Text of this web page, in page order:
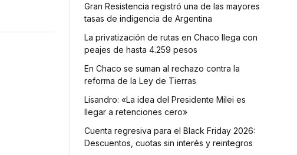
Gran Resistencia registró una de las mayores
tasas de indigencia de Argentina
La privatización de rutas en Chaco llega con
peajes de hasta 4.259 pesos
En Chaco se suman al rechazo contra la
reforma de la Ley de Tierras
Lisandro: «La idea del Presidente Milei es
llegar a retenciones cero»
Cuenta regresiva para el Black Friday 2026:
Descuentos, cuotas sin interés y reintegros